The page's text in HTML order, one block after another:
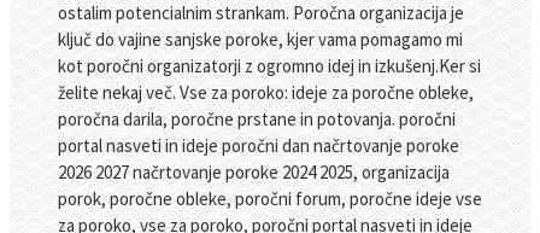
ostalim potencialnim strankam. Poročna organizacija je
ključ do vajine sanjske poroke, kjer vama pomagamo mi
kot poročni organizatorji z ogromno idej in izkušenj.Ker si
želite nekaj več. Vse za poroko: ideje za poročne obleke,
poročna darila, poročne prstane in potovanja. poročni
portal nasveti in ideje poročni dan načrtovanje poroke
2026 2027 načrtovanje poroke 2024 2025, organizacija
porok, poročne obleke, poročni forum, poročne ideje vse
za poroko, vse za poroko, poročni portal nasveti in ideje